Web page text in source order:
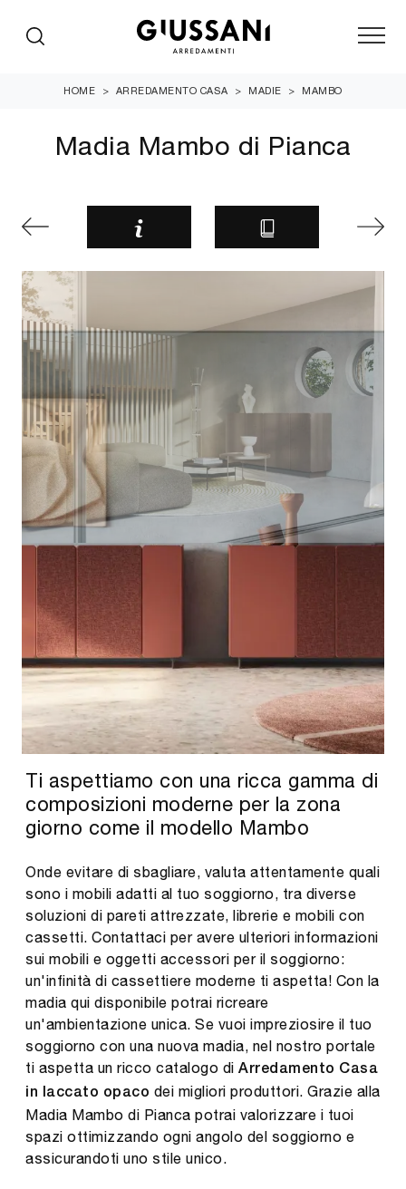
HOME > ARREDAMENTO CASA > MADIE > MAMBO
Madia Mambo di Pianca
Ti aspettiamo con una ricca gamma di
composizioni moderne per la zona
giorno come il modello Mambo
Onde evitare di sbagliare, valuta attentamente quali
sono i mobili adatti al tuo soggiorno, tra diverse
soluzioni di pareti attrezzate, librerie e mobili con
cassetti. Contattaci per avere ulteriori informazioni
sui mobili e oggetti accessori per il soggiorno:
un'infinità di cassettiere moderne ti aspetta! Con la
madia qui disponibile potrai ricreare
un'ambientazione unica. Se vuoi impreziosire il tuo
soggiorno con una nuova madia, nel nostro portale
ti aspetta un ricco catalogo di Arredamento Casa
in laccato opaco dei migliori produttori. Grazie alla
Madia Mambo di Pianca potrai valorizzare i tuoi
spazi ottimizzando ogni angolo del soggiorno e
assicurandoti uno stile unico.